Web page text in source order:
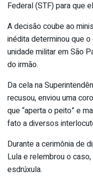
Federal (STF) para que
A decisão coube ao
inédita determinou que
unidade militar em São
do irmão.
Da cela na
recusou, enviou uma
que “aperta o peito” e
fato a diversos
Durante a cerimônia de
Lula e relembrou o
esdrúxula.